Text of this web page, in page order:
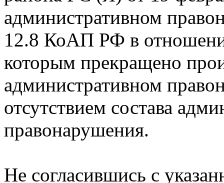
административном
12.8 КоАП РФ в
которым прекращено
административном
отсутствием состава
правонарушения.
Не согласившись с